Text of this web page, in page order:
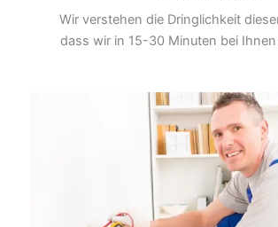
Wir verstehen die Dringlichkeit
dass wir in 15-30 Minuten bei